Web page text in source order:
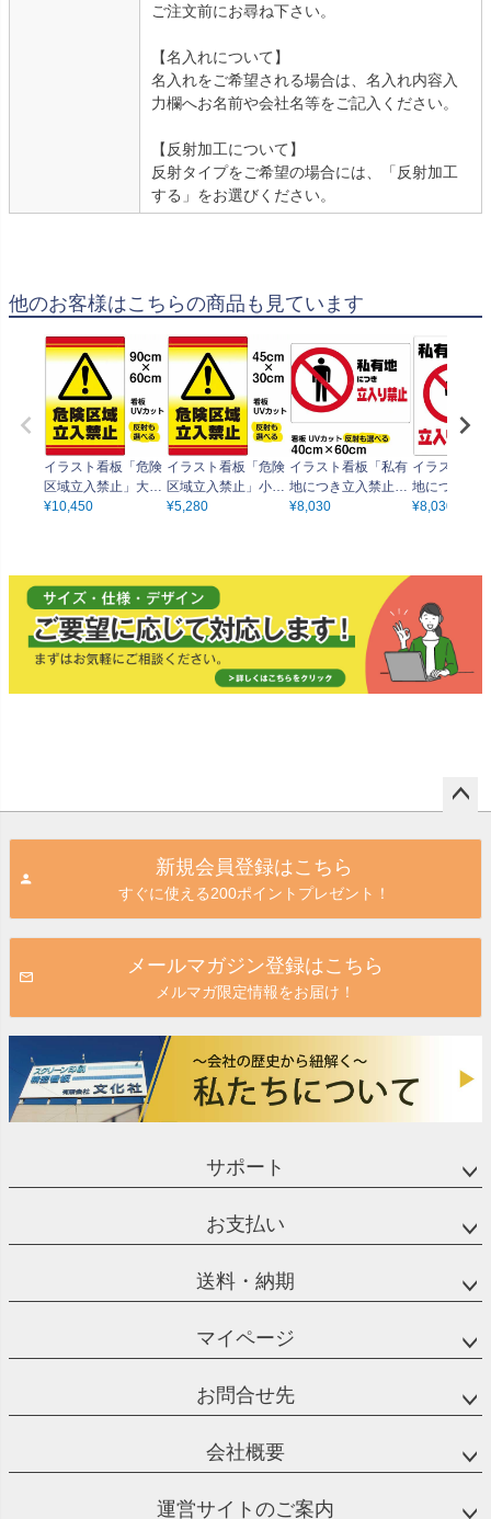
ご注文前にお尋ね下さい。
【名入れについて】
名入れをご希望される場合は、名入れ内容入
力欄へお名前や会社名等をご記入ください。
【反射加工について】
反射タイプをご希望の場合には、「反射加工
する」をお選びください。
他のお客様はこちらの商品も見ています
イラスト看板「危険
区域立入禁止」大サ
イズ（90cm×60c
¥10,450
イラスト看板「危険
区域立入禁止」小サ
イズ（45cm×30c
¥5,280
イラスト看板「私有
地につき立入禁止」
中サイズ（60cm×40
¥8,030
イラスト看
地につき立
中サイズ（
¥8,030
新規会員登録はこちら
すぐに使える200ポイントプレゼント！
メールマガジン登録はこちら
メルマガ限定情報をお届け！
サポート
お支払い
送料・納期
マイページ
お問合せ先
会社概要
運営サイトのご案内